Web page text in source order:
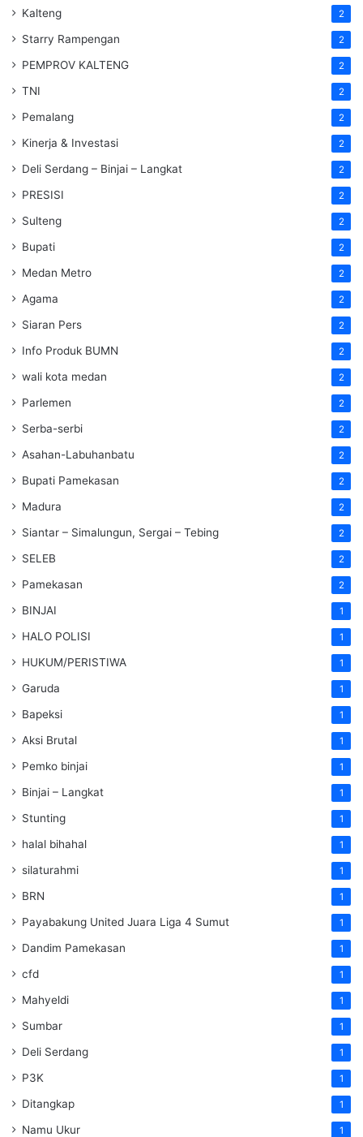
Kalteng 2
Starry Rampengan 2
PEMPROV KALTENG 2
TNI 2
Pemalang 2
Kinerja & Investasi 2
Deli Serdang – Binjai – Langkat 2
PRESISI 2
Sulteng 2
Bupati 2
Medan Metro 2
Agama 2
Siaran Pers 2
Info Produk BUMN 2
wali kota medan 2
Parlemen 2
Serba-serbi 2
Asahan-Labuhanbatu 2
Bupati Pamekasan 2
Madura 2
Siantar – Simalungun, Sergai – Tebing 2
SELEB 2
Pamekasan 2
BINJAI 1
HALO POLISI 1
HUKUM/PERISTIWA 1
Garuda 1
Bapeksi 1
Aksi Brutal 1
Pemko binjai 1
Binjai – Langkat 1
Stunting 1
halal bihahal 1
silaturahmi 1
BRN 1
Payabakung United Juara Liga 4 Sumut 1
Dandim Pamekasan 1
cfd 1
Mahyeldi 1
Sumbar 1
Deli Serdang 1
P3K 1
Ditangkap 1
Namu Ukur 1